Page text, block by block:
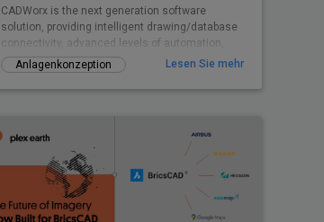
CADWorx is the next generation software
solution, providing intelligent drawing/database
connectivity, advanced levels of automation,
easy-to-use drafting tool
Anlagenkonzeption Lesen Sie mehr